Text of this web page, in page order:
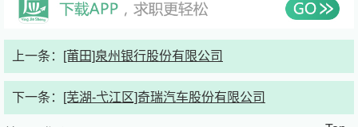
职工福利：六险二金、绩效奖金、完善培训、晋升渠道、定
公司名称:泉州银行股份有限公司
公司介绍:泉州银行成立于1997年6月，秉承“人本、诚信、
上一条： [莆田]泉州银行股份有限公司
下一条： [芜湖-弋江区]奇瑞汽车股份有限公司